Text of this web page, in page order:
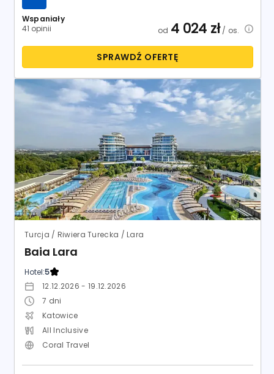
Wspaniały
41 opinii
od 4 024 zł/ os.
SPRAWDŹ OFERTĘ
Turcja / Riwiera Turecka / Lara
Baia Lara
Hotel:5
12.12.2026 - 19.12.2026
7 dni
Katowice
All Inclusive
Coral Travel